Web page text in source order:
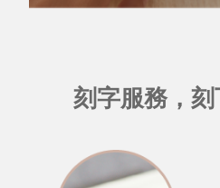
刻字服務，